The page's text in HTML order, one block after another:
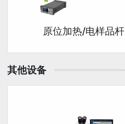
原位加热/电样品杆
其他设备